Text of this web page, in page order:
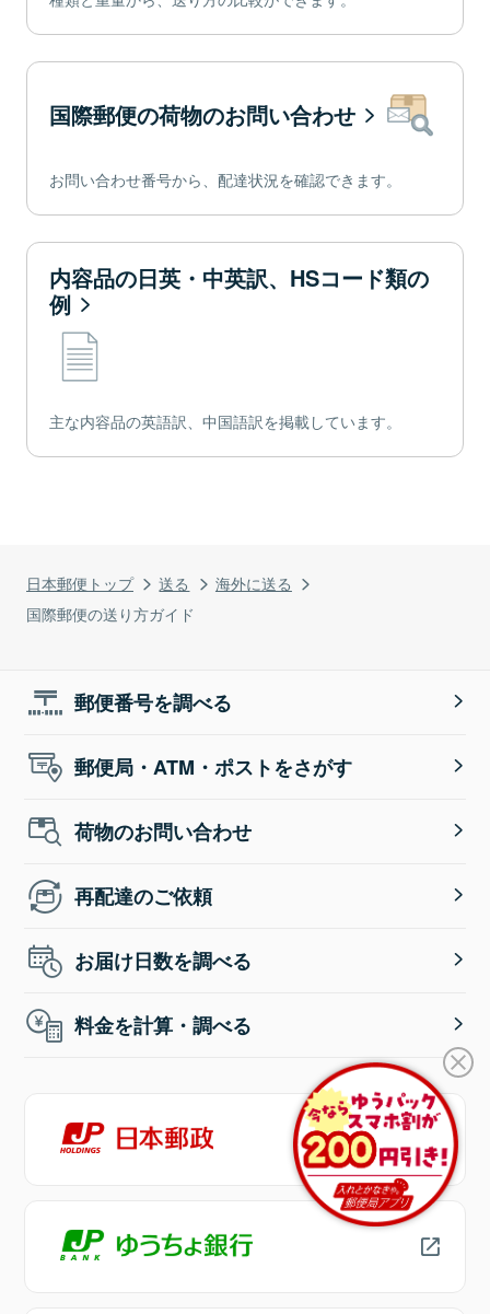
日本郵便トップ 送る
海外に送る
国際郵便の送り方ガイド
国際郵便の荷物のお問い合わせ
お問い合わせ番号から、配達状況を確認できます。
内容品の日英・中英訳、HSコード類の
例
主な内容品の英語訳、中国語訳を掲載しています。
郵便番号を調べる
郵便局・ATM・ポストをさがす
荷物のお問い合わせ
再配達のご依頼
お届け日数を調べる
料金を計算・調べる